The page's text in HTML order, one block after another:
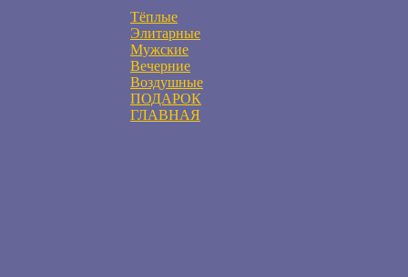
Тёплые
Элитарные
Мужские
Вечерние
Воздушные
ПОДАРОК
ГЛАВНАЯ